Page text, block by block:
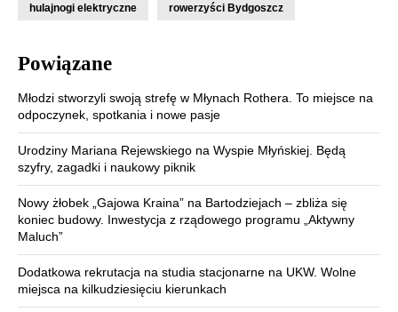
hulajnogi elektryczne rowerzyści Bydgoszcz
Powiązane
Młodzi stworzyli swoją strefę w Młynach Rothera. To miejsce na
odpoczynek, spotkania i nowe pasje
Urodziny Mariana Rejewskiego na Wyspie Młyńskiej. Będą
szyfry, zagadki i naukowy piknik
Nowy żłobek „Gajowa Kraina” na Bartodziejach – zbliża się
koniec budowy. Inwestycja z rządowego programu „Aktywny
Maluch”
Dodatkowa rekrutacja na studia stacjonarne na UKW. Wolne
miejsca na kilkudziesięciu kierunkach